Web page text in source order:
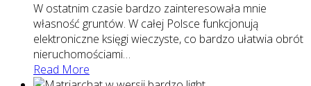
W ostatnim czasie bardzo zainteresowała mnie
własność gruntów. W całej Polsce funkcjonują
elektroniczne księgi wieczyste, co bardzo ułatwia obrót
nieruchomościami…
Read More